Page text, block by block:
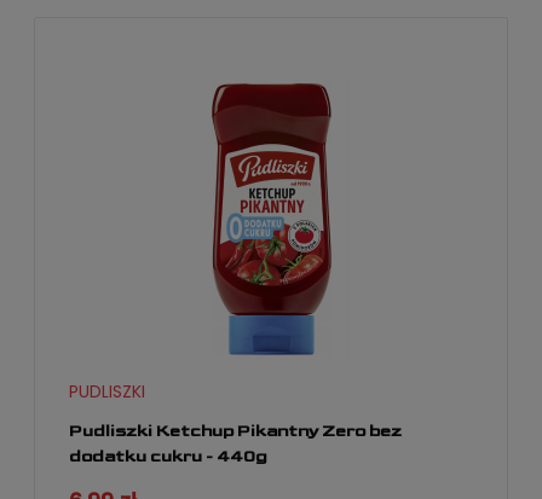
Pudliszki Ketchup Pikantny Zero bez
dodatku cukru - 440g
PUDLISZKI